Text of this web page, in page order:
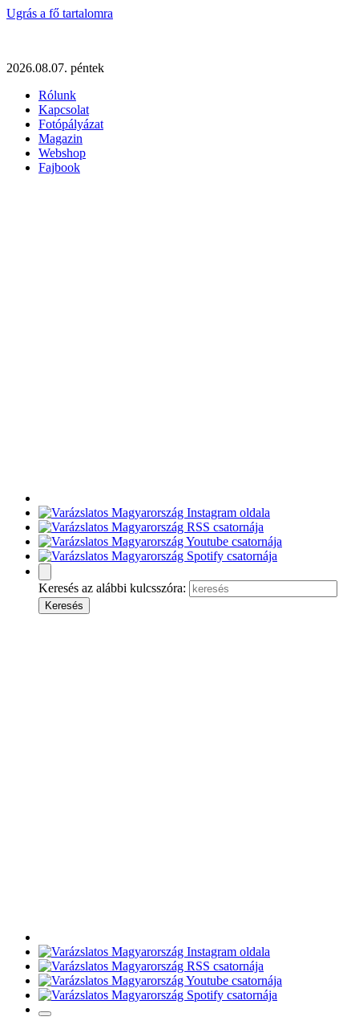
Ugrás a fő tartalomra
2026.08.07. péntek
Rólunk
Kapcsolat
Fotópályázat
Magazin
Webshop
Fajbook
Keresés az alábbi kulcsszóra: